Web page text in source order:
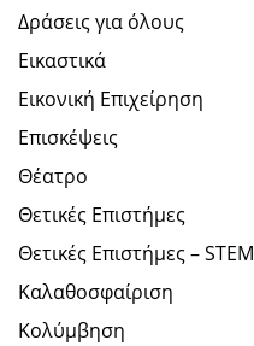
Δράσεις για όλους
Εικαστικά
Εικονική Επιχείρηση
Επισκέψεις
Θέατρο
Θετικές Επιστήμες
Θετικές Επιστήμες – STEM
Καλαθοσφαίριση
Κολύμβηση